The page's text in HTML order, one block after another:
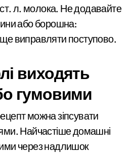
ст. л. молока. Не додавайте
або борошна:
виправляти поступово.
виходять
гумовими
можна зіпсувати
Найчастіше домашні
через надлишок